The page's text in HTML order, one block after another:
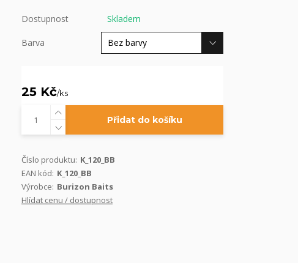
Dostupnost Skladem
Barva
25 Kč/ks
Přidat do košíku
Číslo produktu: K_120_BB
EAN kód: K_120_BB
Výrobce: Burizon Baits
Hlídat cenu / dostupnost